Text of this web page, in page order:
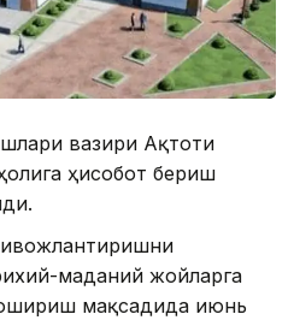
вазири Ақтоти
ҳисобот бериш
маданий жойларга
мақсадида июнь